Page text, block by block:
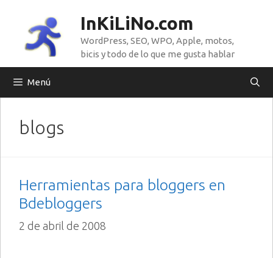
contenido
InKiLiNo.com
WordPress, SEO, WPO, Apple, motos,
bicis y todo de lo que me gusta hablar
Menú
blogs
Herramientas para bloggers en
Bdebloggers
2 de abril de 2008